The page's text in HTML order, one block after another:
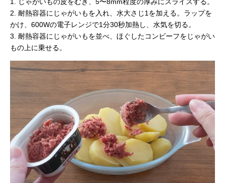
2. 耐熱容器にじゃがいもを入れ、水大さじ1を加える。ラップを
かけ、600Wの電子レンジで1分30秒加熱し、水気を切る。
3. 耐熱容器にじゃがいもを並べ、ほぐしたコンビーフをじゃがい
もの上に乗せる。